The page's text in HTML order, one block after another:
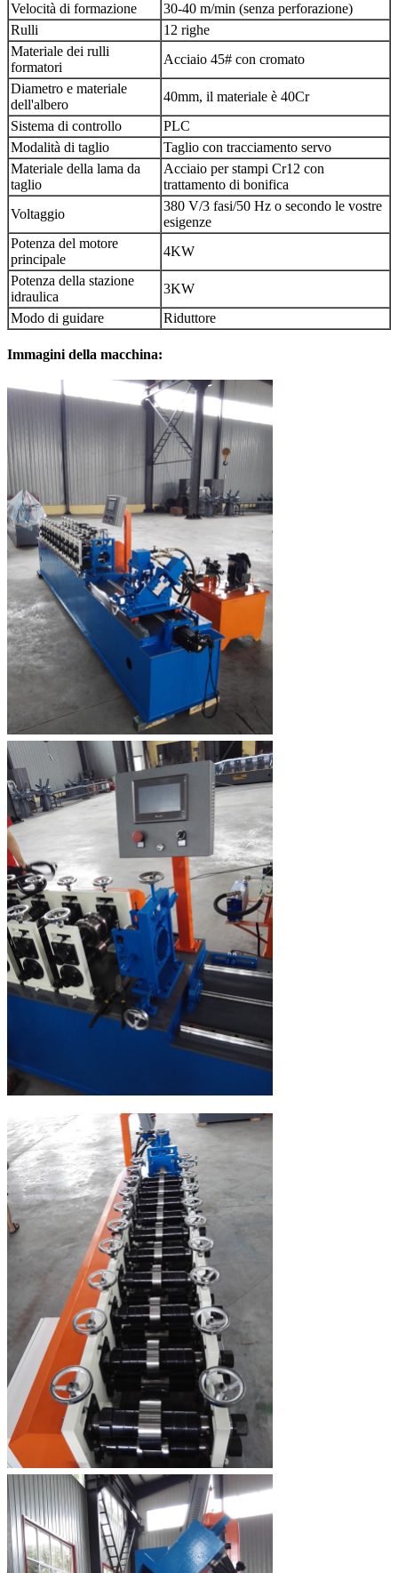
Velocità di formazione
30-40 m/min (senza perforazione)
Rulli
12 righe
Materiale dei rulli
formatori
Acciaio 45# con cromato
Diametro e materiale
dell'albero
40mm, il materiale è 40Cr
Sistema di controllo
PLC
Modalità di taglio
Taglio con tracciamento servo
Materiale della lama da
taglio
Acciaio per stampi Cr12 con
trattamento di bonifica
Voltaggio
380 V/3 fasi/50 Hz o secondo le vostre
esigenze
Potenza del motore
principale
4KW
Potenza della stazione
idraulica
3KW
Modo di guidare
Riduttore
Immagini della macchina: